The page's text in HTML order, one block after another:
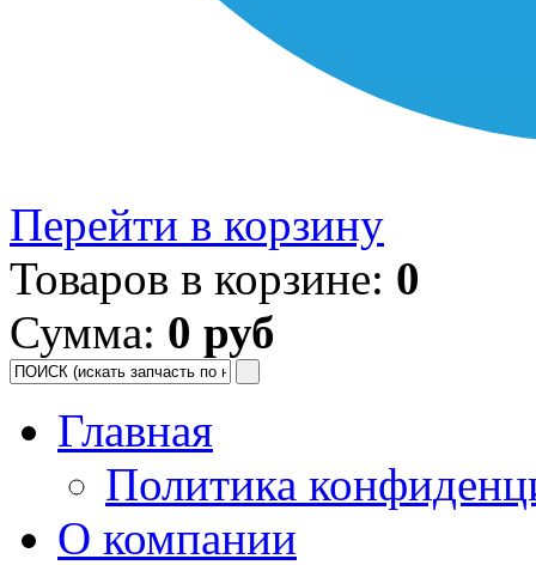
Перейти в корзину
Товаров в корзине: 0
Сумма: 0 руб
Главная
Политика
О компании